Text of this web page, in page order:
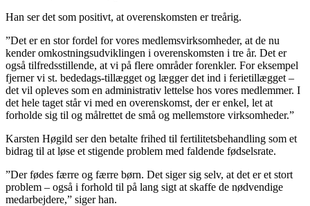
Han ser det som positivt, at overenskomsten er treårig.
”Det er en stor fordel for vores medlemsvirksomheder, at de nu
kender omkostningsudviklingen i overenskomsten i tre år. Det er
også tilfredsstillende, at vi på flere områder forenkler. For eksempel
fjerner vi st. bededags-tillægget og lægger det ind i ferietillægget –
det vil opleves som en administrativ lettelse hos vores medlemmer. I
det hele taget står vi med en overenskomst, der er enkel, let at
forholde sig til og målrettet de små og mellemstore virksomheder.”
Karsten Høgild ser den betalte frihed til fertilitetsbehandling som et
bidrag til at løse et stigende problem med faldende fødselsrate.
”Der fødes færre og færre børn. Det siger sig selv, at det er et stort
problem – også i forhold til på lang sigt at skaffe de nødvendige
medarbejdere,” siger han.